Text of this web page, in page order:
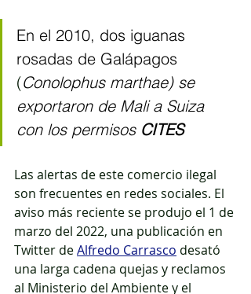
En el 2010, dos iguanas
rosadas de Galápagos
(Conolophus marthae) se
exportaron de Mali a Suiza
con los permisos CITES
Las alertas de este comercio ilegal
son frecuentes en redes sociales. El
aviso más reciente se produjo el 1 de
marzo del 2022, una publicación en
Twitter de Alfredo Carrasco desató
una larga cadena quejas y reclamos
al Ministerio del Ambiente y el